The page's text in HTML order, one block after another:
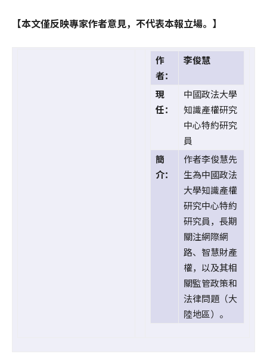
【本文僅反映專家作者意見，不代表本報立場。】
作
者：
李俊慧
現
任：
中國政法大學
知識產權研究
中心特約研究
員
簡
介：
作者李俊慧先
生為中國政法
大學知識產權
研究中心特約
研究員，長期
關注網際網
路、智慧財產
權，以及其相
關監管政策和
法律問題（大
陸地區）。